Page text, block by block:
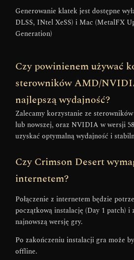
Generowanie klatek jest dostępne
DLSS, INtel XeSS) i Mac (MetalFX
Generation)
Czy powinienem używać
sterowników AMD/
najlepszą wydajność?
Zalecamy korzystanie ze
lub nowszej, oraz NVIDIA w wersji
uzyskać optymalną wydajność i
Czy Crimson Desert
internetem?
Połączenie z internetem będzie
początkową instalację (Day 1 patch) i
najnowszą wersję gry.
Po zakończeniu instalacji gra może
offline.